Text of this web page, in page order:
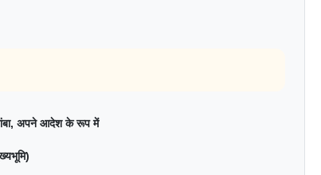
अपने आदेश के रूप में